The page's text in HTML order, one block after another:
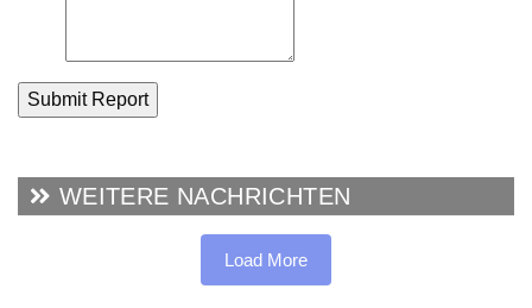
Submit Report
WEITERE NACHRICHTEN
Load More